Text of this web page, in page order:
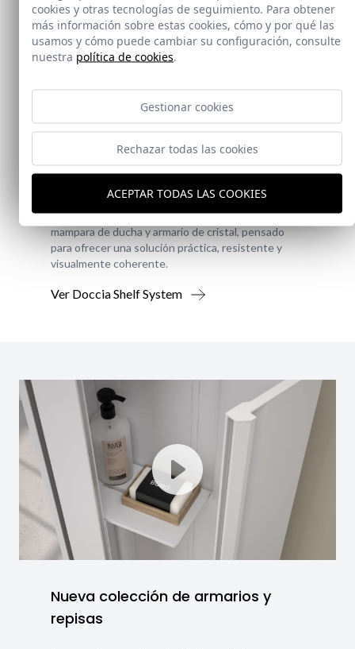
Doccia Shelf System
Doccia presenta un conjunto que combina
mampara de ducha y armario de cristal, pensado
para ofrecer una solución práctica, resistente y
visualmente coherente.
Ver Doccia Shelf System
Nueva colección de armarios y
repisas
cookies y otras tecnologías de seguimiento. Para obtener
más información sobre estas cookies, cómo y por qué las
usamos y cómo puede cambiar su configuración, consulte
nuestra política de cookies.
Gestionar cookies
Rechazar todas las cookies
ACEPTAR TODAS LAS COOKIES